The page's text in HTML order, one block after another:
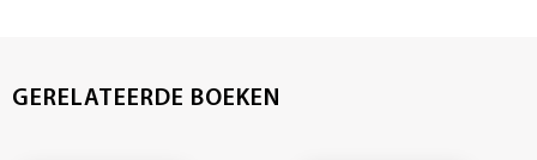
GERELATEERDE BOEKEN